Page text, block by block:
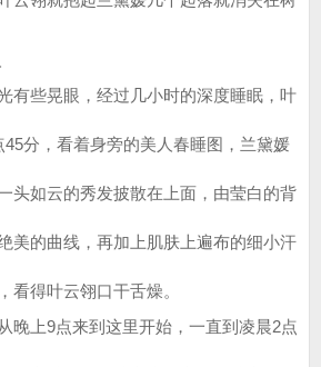
些晃眼，经过几小时的深度睡眠，叶
45分，看着身旁的美人春睡图，兰黛媛
头如云的秀发披散在上面，由莹白的背
美的曲线，再加上肌肤上遍布的细小汗
看得叶云翎口干舌燥。
上9点来到这里开始，一直到凌晨2点